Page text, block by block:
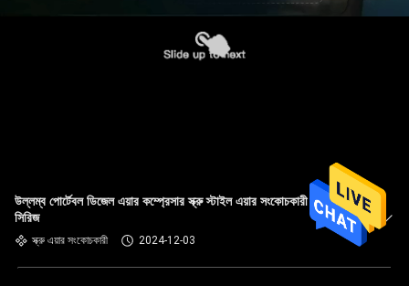
উল্লম্ব পোর্টেবল ডিজেল এয়ার কম্প্রেসার স্ক্রু স্টাইল এয়ার সংকোচকারী LGCD
সিরিজ
স্ক্রু এয়ার সংকোচকারী 2024-12-03